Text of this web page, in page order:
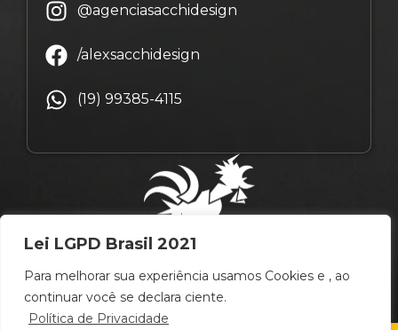
Lei LGPD Brasil 2021
Para melhorar sua experiência usamos Cookies e , ao
continuar você se declara ciente.
Política de Privacidade
@agenciasacchidesign
/alexsacchidesign
(19) 99385-4115